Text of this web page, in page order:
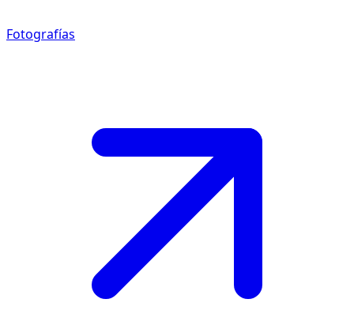
Fotografías